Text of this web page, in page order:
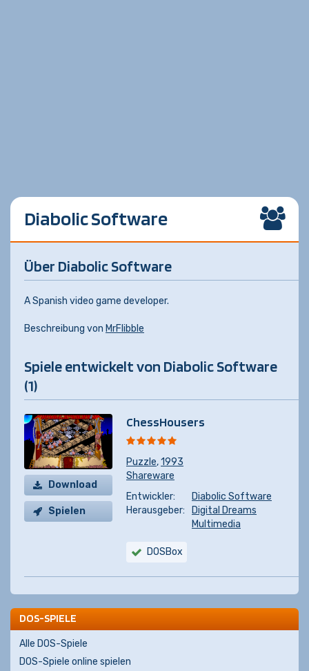
Diabolic Software
Über Diabolic Software
A Spanish video game developer.
Beschreibung von MrFlibble
Spiele entwickelt von Diabolic Software
(1)
Download
Spielen
ChessHousers
Puzzle,1993
Shareware
Entwickler:
Diabolic Software
Herausgeber:
Digital Dreams
Multimedia
DOSBox
DOS-SPIELE
Alle DOS-Spiele
DOS-Spiele online spielen